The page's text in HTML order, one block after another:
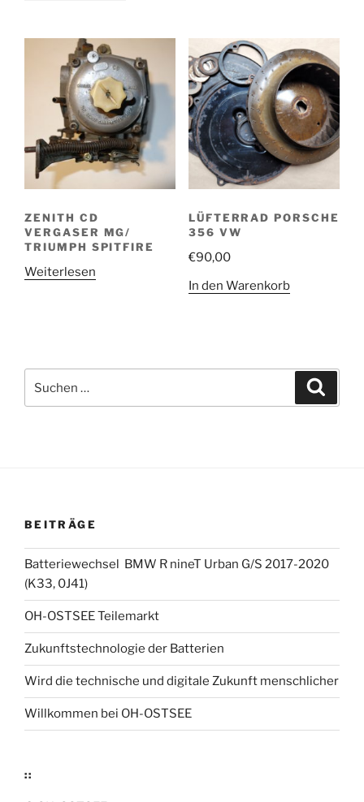
ZENITH CD
VERGASER MG/
TRIUMPH SPITFIRE
Weiterlesen
LÜFTERRAD PORSCHE
356 VW
€90,00
In den Warenkorb
nach:
BEITRÄGE
Batteriewechsel BMW R nineT Urban G/S 2017-2020
(K33, 0J41)
OH-OSTSEE Teilemarkt
Zukunftstechnologie der Batterien
Wird die technische und digitale Zukunft menschlicher
Willkommen bei OH-OSTSEE
::